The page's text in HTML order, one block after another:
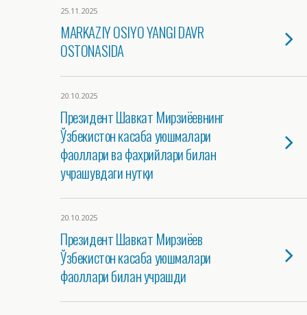
25.11.2025
MARKAZIY OSIYO YANGI DAVR
OSTONASIDA
20.10.2025
Президент Шавкат Мирзиёевнинг
Ўзбекистон касаба уюшмалари
фаоллари ва фахрийлари билан
учрашувдаги нутқи
20.10.2025
Президент Шавкат Мирзиёев
Ўзбекистон касаба уюшмалари
фаоллари билан учрашди